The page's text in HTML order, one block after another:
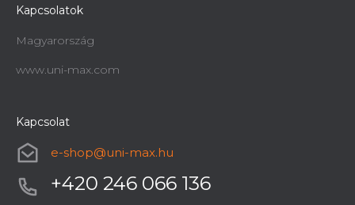
Kapcsolatok
Magyarország
www.uni-max.com
Kapcsolat
e-shop@uni-max.hu
+420 246 066 136